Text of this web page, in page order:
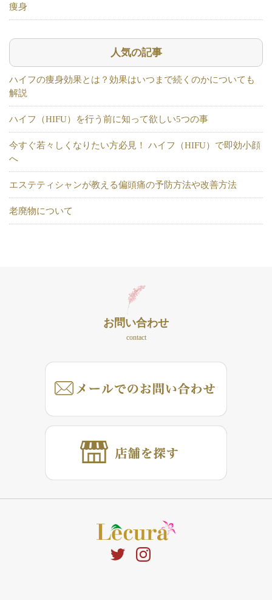
痩身
人気の記事
ハイフの痩身効果とは？効果はいつまで続くのかについても
解説
ハイフ（HIFU）を行う前に知って欲しい5つの事
今すぐ若々しくなりたい方必見！ ハイフ（HIFU）で即効小顔
へ
エステティシャンが教える偏頭痛の予防方法や改善方法
老廃物について
お問い合わせ
contact